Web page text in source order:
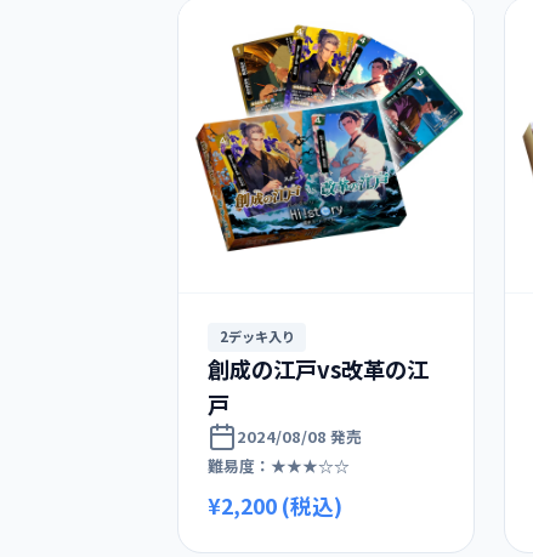
2デッキ入り
創成の江戸vs改革の江
戸
2024/08/08 発売
難易度：★★★☆☆
¥2,200 (税込)